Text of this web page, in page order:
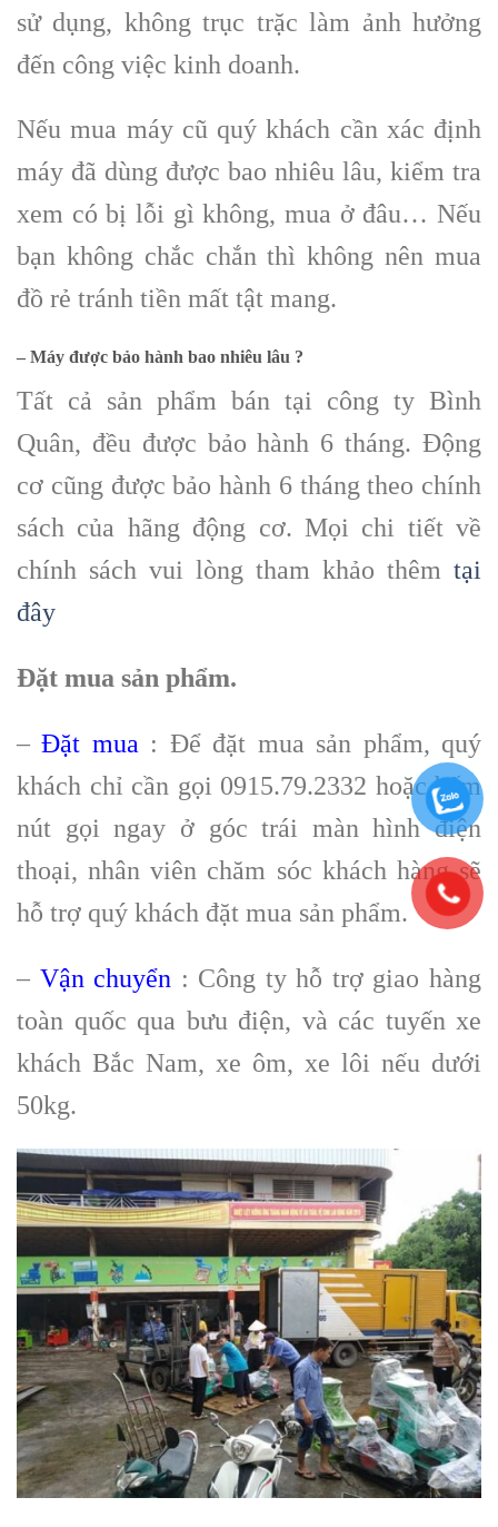
sử dụng, không trục trặc làm ảnh hưởng
đến công việc kinh doanh.
Nếu mua máy cũ quý khách cần xác định
máy đã dùng được bao nhiêu lâu, kiểm tra
xem có bị lỗi gì không, mua ở đâu… Nếu
bạn không chắc chắn thì không nên mua
đồ rẻ tránh tiền mất tật mang.
– Máy được bảo hành bao nhiêu lâu ?
Tất cả sản phẩm bán tại công ty Bình
Quân, đều được bảo hành 6 tháng. Động
cơ cũng được bảo hành 6 tháng theo chính
sách của hãng động cơ. Mọi chi tiết về
chính sách vui lòng tham khảo thêm tại
đây
Đặt mua sản phẩm.
–Đặt mua : Để đặt mua sản phẩm, quý
khách chỉ cần gọi 0915.79.2332 hoặc bấm
nút gọi ngay ở góc trái màn hình điện
thoại, nhân viên chăm sóc khách hàng sẽ
hỗ trợ quý khách đặt mua sản phẩm.
– Vận chuyển : Công ty hỗ trợ giao hàng
toàn quốc qua bưu điện, và các tuyến xe
khách Bắc Nam, xe ôm, xe lôi nếu dưới
50kg.